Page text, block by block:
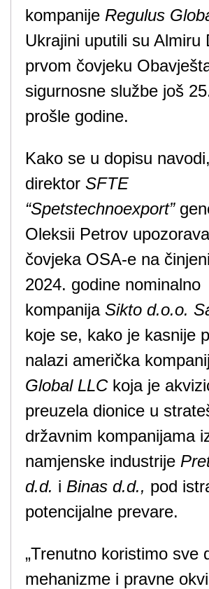
kompanije Regulus
Ukrajini uputili su Almiru
prvom čovjeku
sigurnosne službe još
prošle godine.
Kako se u dopisu navodi,
direktor SFTE
“Spetstechnoexport”
Oleksii Petrov
čovjeka OSA-e na
2024. godine nominalno
kompanija Sikto d.o.o.
koje se, kako je kasnije
nalazi američka
Global LLCkoja je
preuzela dionice u
državnim kompanijama
namjenske industrije
d.d. i Binas d.d., pod
potencijalne prevare.
„Trenutno koristimo sve
mehanizme i pravne